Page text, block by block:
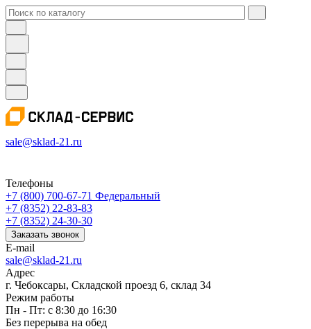
sale@sklad-21.ru
Телефоны
+7 (800) 700-67-71 Федеральный
+7 (8352) 22-83-83
+7 (8352) 24-30-30
Заказать звонок
E-mail
sale@sklad-21.ru
Адрес
г. Чебоксары, Складской проезд 6, склад 34
Режим работы
Пн - Пт: с 8:30 до 16:30
Без перерыва на обед